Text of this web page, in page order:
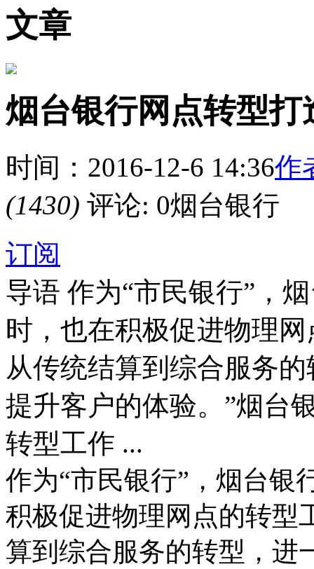
文章
烟台银行网点转型打
时间：2016-12-6 14:36作
(1430) 评论: 0烟台银行
订阅
导语 作为“市民银行”，
时，也在积极促进物理
从传统结算到综合服务
提升客户的体验。”烟台
转型工作 ...
作为“市民银行”，烟台银
积极促进物理网点的转型
算到综合服务的转型，进